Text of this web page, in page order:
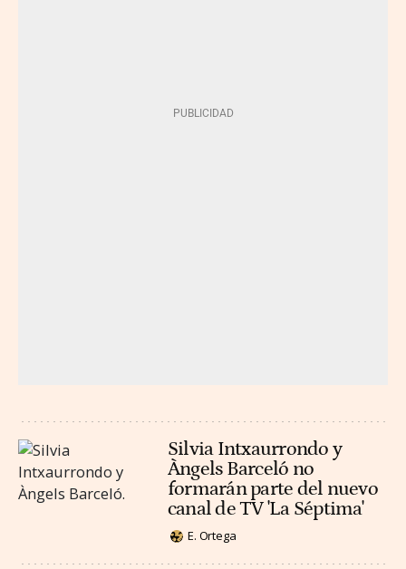
Silvia Intxaurrondo y
Àngels Barceló no
formarán parte del nuevo
canal de TV 'La Séptima'
E. Ortega